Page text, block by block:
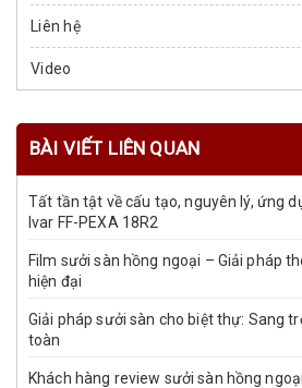
Liên hệ
Video
BÀI VIẾT LIÊN QUAN
Tất tần tật về cấu tạo, nguyên lý, ứng
Ivar FF-PEXA 18R2
Film sưởi sàn hồng ngoại – Giải pháp
hiện đại
Giải pháp sưởi sàn cho biệt thự: Sang
toàn
Khách hàng review sưởi sàn hồng